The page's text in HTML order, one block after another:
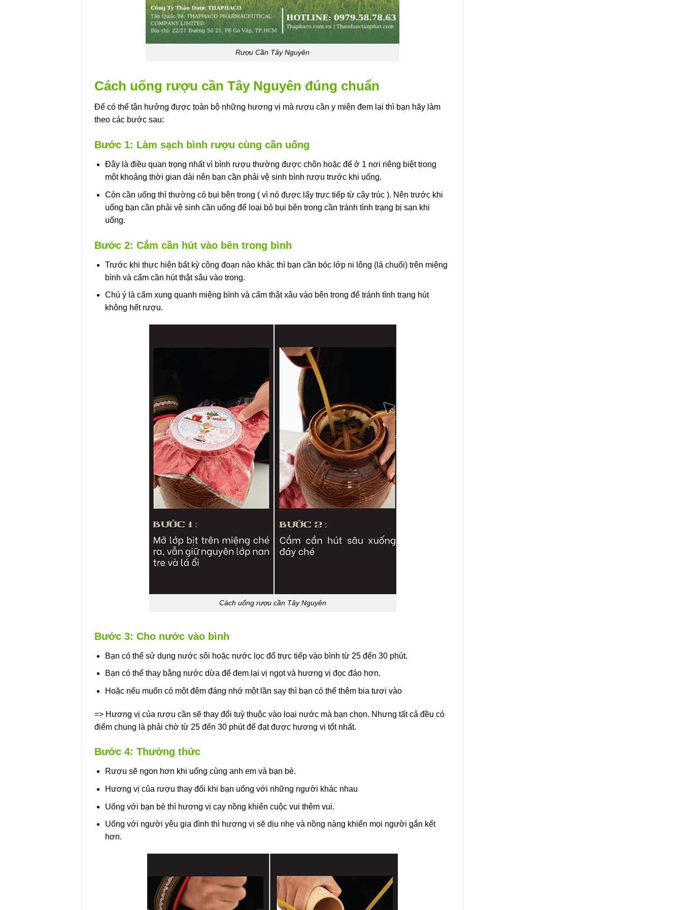
Rượu Cần Tây Nguyên
Cách uống rượu cần Tây Nguyên đúng chuẩn
Để có thể tận hưởng được toàn bộ những hương vị mà rượu cần y miên đem lại thì bạn hãy làm
theo các bước sau:
Bước 1: Làm sạch bình rượu cùng cần uống
Đây là điều quan trọng nhất vì bình rượu thường được chôn hoặc để ở 1 nơi riêng biệt trong
một khoảng thời gian dài nên bạn cần phải vệ sinh bình rượu trước khi uống.
Còn cần uống thì thường có bụi bên trong ( vì nó được lấy trực tiếp từ cây trúc ). Nên trước khi
uống bạn cần phải vệ sinh cần uống để loại bỏ bụi bên trong cần tránh tình trạng bị sạn khi
uống.
Bước 2: Cắm cần hút vào bên trong bình
Trước khi thực hiện bất kỳ công đoạn nào khác thì bạn cần bóc lớp ni lông (lá chuối) trên miệng
bình và cấm cần hút thật sâu vào trong.
Chú ý là cấm xung quanh miệng bình và cấm thật xâu vào bên trong để tránh tình trạng hút
không hết rượu.
Cách uống rượu cần Tây Nguyên
Bước 3: Cho nước vào bình
Bạn có thể sử dụng nước sôi hoặc nước lọc đổ trực tiếp vào bình từ 25 đến 30 phút.
Bạn có thể thay bằng nước dừa để đem lại vị ngọt và hương vị đọc đáo hơn.
Hoặc nếu muốn có một đêm đáng nhớ một lần say thì bạn có thể thêm bia tươi vào
=> Hương vị của rượu cần sẽ thay đổi tuỳ thuộc vào loại nước mà bạn chọn. Nhưng tất cả đều có
điểm chung là phải chờ từ 25 đến 30 phút để đạt được hương vị tốt nhất.
Bước 4: Thưởng thức
Rượu sẽ ngon hơn khi uống cùng anh em và bạn bè.
Hương vị của rượu thay đổi khi bạn uống với những người khác nhau
Uống với bạn bè thì hương vị cay nồng khiến cuộc vui thêm vui.
Uống với người yêu gia đình thì hương vị sẽ dịu nhẹ và nồng nàng khiến mọi người gắn kết
hơn.